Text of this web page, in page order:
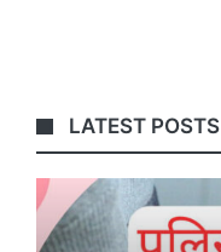
LATEST POSTS